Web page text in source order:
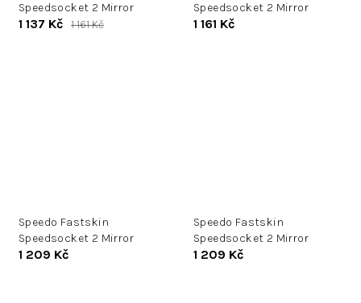
Speedsocket 2 Mirror
1 137 Kč 1 161 Kč
Speedsocket 2 Mirror
1 161 Kč
Speedo Fastskin
Speedsocket 2 Mirror
1 209 Kč
Speedo Fastskin
Speedsocket 2 Mirror
1 209 Kč